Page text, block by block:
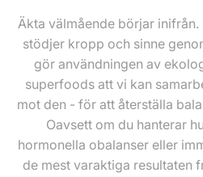
Äkta välmående börjar
stödjer kropp och sinne
gör användningen av
superfoods att vi kan
mot den - för att återställa
Oavsett om du hanterar
hormonella obalanser eller
de mest varaktiga resultaten